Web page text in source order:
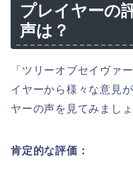
プレイヤーの
声は？
「ツリーオブセイヴァ
イヤーから様々な意見
ヤーの声を見てみましょ
肯定的な評価：